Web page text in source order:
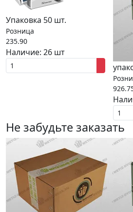
Упаковка 50 шт.
Розница
235.90
Наличие: 26 шт
Не забудьте заказать